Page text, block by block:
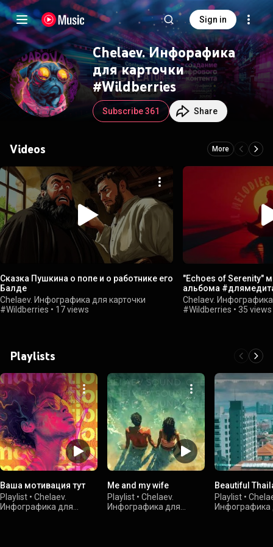
Sign in
Chelaev. Инфографика
для карточки
#Wildberries
Subscribe 361 Share
Videos More
Сказка Пушкина о попе и о работнике его
Балде
Chelaev. Инфографика для карточки
#Wildberries • 17 views
"Echoes of Serenity"
альбома
под музыку
Chelaev.
#Wildberries •35 views
Playlists
Ваша мотивация тут
Playlist • Chelaev.
Инфографика для
Me and my wife
Playlist • Chelaev.
Инфографика для
Beautiful
Playlist •
Инфографика